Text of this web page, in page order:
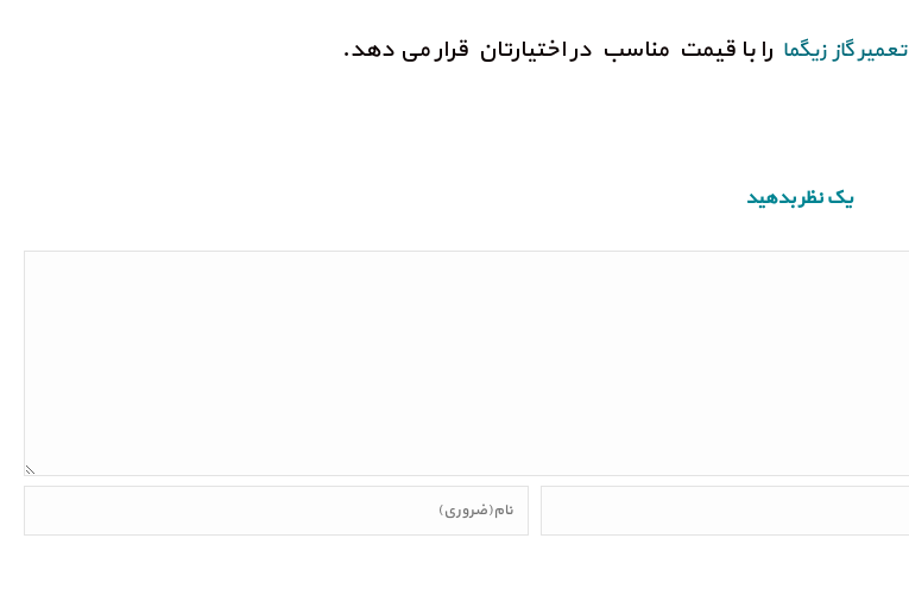
تعمیر گاز زیگما را با قیمت مناسب در اختیارتان قرار می دهد.
یک نظر بدهید